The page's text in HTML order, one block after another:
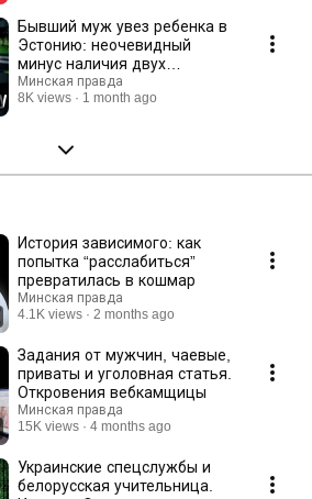
Бывший муж увез ребенка в
Эстонию: неочевидный
минус наличия двух
паспортов у ребенка
Минская правда
8K views
1 month ago
История зависимого: как
попытка “расслабиться”
превратилась в кошмар
Минская правда
4.1K views
2 months ago
Задания от мужчин, чаевые,
приваты и уголовная статья.
Откровения вебкамщицы
Минская правда
15K views
4 months ago
Украинские спецслужбы и
белорусская учительница.